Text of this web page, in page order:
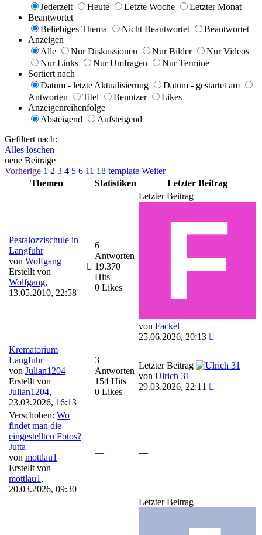
Jederzeit
Heute Letzte Woche
Letzter Monat
Beantwortet
Beliebiges Thema
Nicht Beantwortet
Beantwortet
Anzeigen
Alle
Nur Diskussionen Nur Bilder
Nur Videos
Nur Links
Nur Umfragen
Nur Termine
Sortiert nach
Datum - letzte Aktualisierung
Datum - gestartet am
Antworten
Titel Benutzer
Likes
Anzeigenreihenfolge
Absteigend
Aufsteigend
Gefiltert nach:
Alles löschen
neue Beiträge
Vorherige 1 2 3 4 5 6 11 18 template Weiter
Themen
Statistiken Letzter Beitrag
Pestalozzischule in
Langfuhr
von Wolfgang
Erstellt von
Wolfgang,
13.05.2010, 22:58
6
Antworten
19.370
Hits
0 Likes
Letzter Beitrag
von Fackel
25.06.2026, 20:13
Krematorium
Langfuhr
von Julian1204
Erstellt von
Julian1204,
23.03.2026, 16:13
3
Antworten
154 Hits
0 Likes
Letzter Beitrag
von Ulrich 31
29.03.2026, 22:11
Verschoben: Wo
findet man die
eingestellten Fotos?
Jutta
von mottlau1
Erstellt von
mottlau1 ,
20.03.2026, 09:30
— —
Letzter Beitrag